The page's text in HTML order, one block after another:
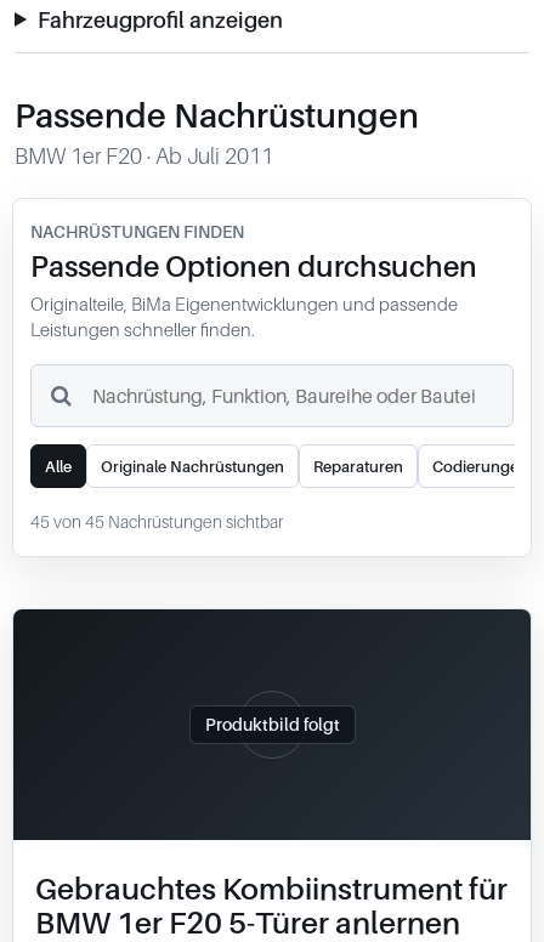
info@bimmer-manufaktur.de
Fahrzeugprofil anzeigen
Passende Nachrüstungen
BMW 1er F20 · Ab Juli 2011
NACHRÜSTUNGEN FINDEN
Passende Optionen durchsuchen
Originalteile, BiMa Eigenentwicklungen und passende
Leistungen schneller finden.
Alle Originale Nachrüstungen Reparaturen Codierungen
45 von 45 Nachrüstungen sichtbar
Produktbild folgt
Gebrauchtes Kombiinstrument für
BMW 1er F20 5-Türer anlernen